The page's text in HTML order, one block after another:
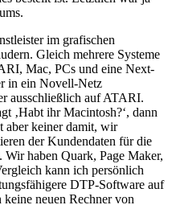
im grafischen
Gleich mehrere Systeme
Mac, PCs und eine Next-
in ein Novell-Netz
ausschließlich auf ATARI.
‚Habt ihr Macintosh?‘, dann
aber keiner damit, wir
der Kundendaten für die
haben Quark, Page Maker,
kann ich persönlich
DTP-Software auf
neuen Rechner von